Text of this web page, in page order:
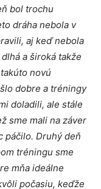
bol trochu
dráha nebola v
aj keď nebola
a široká takže
novú
dobre a tréningy
doladili, ale stále
sme mali na záver
páčilo. Druhý deň
tréningu sme
mňa ideálne
počasiu, keďže